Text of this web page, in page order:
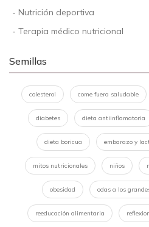
- Nutrición deportiva
- Terapia médico nutricional
Semillas
colesterol come fuera saludable
diabetes dieta antiinflamatoria
dieta boricua embarazo y
mitos nutricionales niños
obesidad odas a los
reeducación alimentaria